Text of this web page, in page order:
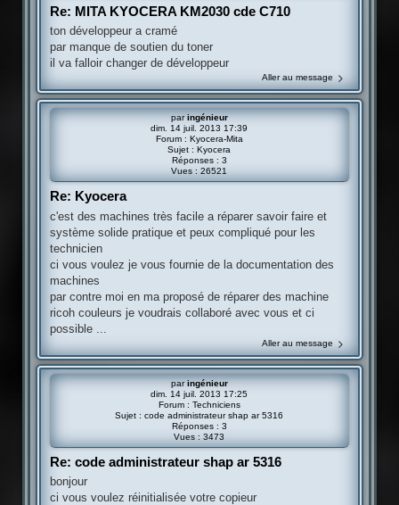
Re: MITA KYOCERA KM2030 cde C710
ton développeur a cramé
par manque de soutien du toner
il va falloir changer de développeur
Aller au message
paringénieur
dim. 14 juil. 2013 17:39
Forum : Kyocera-Mita
Sujet : Kyocera
Réponses : 3
Vues :26521
Re: Kyocera
c'est des machines très facile a réparer savoir faire et
système solide pratique et peux compliqué pour les
technicien
ci vous voulez je vous fournie de la documentation des
machines
par contre moi en ma proposé de réparer des machine
ricoh couleurs je voudrais collaboré avec vous et ci
possible ...
Aller au message
paringénieur
dim. 14 juil. 2013 17:25
Forum : Techniciens
Sujet :code administrateur shap ar 5316
Réponses : 3
Vues :3473
Re: code administrateur shap ar 5316
bonjour
ci vous voulez réinitialisée votre copieur